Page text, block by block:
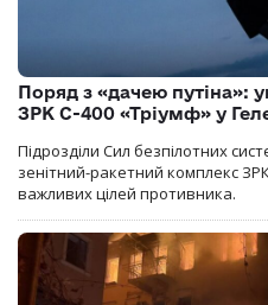
Поряд з «дачею путіна»:
ЗРК С-400 «Тріумф» у
Підрозділи Сил безпілотних
зенітний-ракетний комплекс
важливих цілей противника.